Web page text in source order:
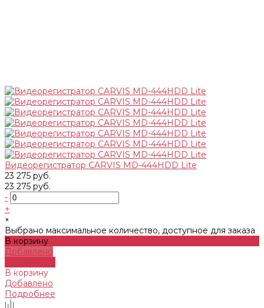
Видеорегистратор CARVIS MD-444HDD Lite
23 275 руб.
23 275 руб.
-
+
×
Выбрано максимальное количество, доступное для заказа
В корзину
Добавлено
В корзину
Добавлено
Подробнее